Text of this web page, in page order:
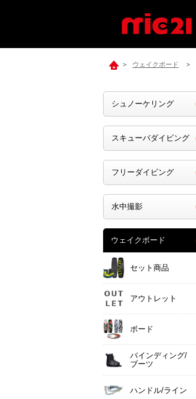
> ウェイクボード >
シュノーケリング
スキューバダイビング
フリーダイビング
水中撮影
ウェイクボード
セット商品
アウトレット
ボード
バインディング/
ブーツ
ハンドル/ライン